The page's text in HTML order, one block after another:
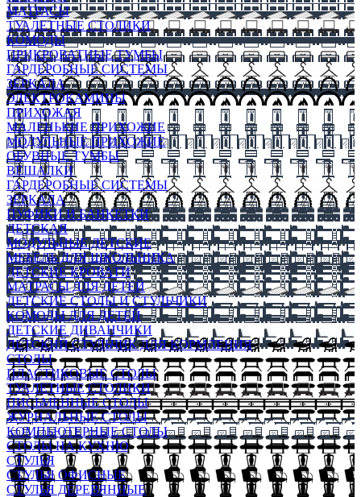
МАТРАСЫ
ТУАЛЕТНЫЕ СТОЛИКИ
КОМОДЫ
ПРИКРОВАТНЫЕ ТУМБЫ
ГАРДЕРОБНЫЕ СИСТЕМЫ
ЗЕРКАЛА
ЭЛЕКТРОКАМИНЫ
ПРИХОЖАЯ
МАЛЕНЬКИЕ ПРИХОЖИЕ
МОДУЛЬНЫЕ ПРИХОЖИЕ
ОБУВНЫЕ ТУМБЫ
ВЕШАЛКИ
ГАРДЕРОБНЫЕ СИСТЕМЫ
ЗЕРКАЛА
ПУФИКИ И БАНКЕТКИ
ДЕТСКАЯ
МОДУЛЬНЫЕ ДЕТСКИЕ
МЕБЕЛЬ ДЛЯ ШКОЛЬНИКА
ДЕТСКИЕ КРОВАТИ
МАТРАСЫ ДЛЯ ДЕТЕЙ
ДЕТСКИЕ СТОЛЫ И СТУЛЬЧИКИ
КОМОДЫ ДЛЯ ДЕТЕЙ
ДЕТСКИЕ ДИВАНЧИКИ
ДЕТСКИЙ СТУЛЬЧИК ДЛЯ КОРМЛЕНИЯ
СТОЛЫ
ПЛАСТИКОВЫЕ СТОЛЫ
ТУАЛЕТНЫЕ СТОЛИКИ
ПИСЬМЕННЫЕ СТОЛЫ
ЖУРНАЛЬНЫЕ СТОЛЫ
КОМПЬЮТЕРНЫЕ СТОЛЫ
СТОЛЫ НА КУХНЮ
СТУЛЬЯ
СТУЛЬЯ ОФИСНЫЕ
СТУЛЬЯ ДЕРЕВЯННЫЕ